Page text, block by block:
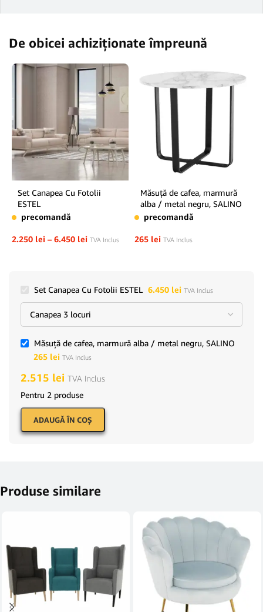
De obicei achiziționate împreună
Set Canapea Cu Fotolii
ESTEL
precomandă
2.250 lei – 6.450 lei TVA Inclus
Măsuţă de cafea, marmură
alba / metal negru, SALINO
precomandă
265 lei TVA Inclus
Set Canapea Cu Fotolii ESTEL 6.450 lei TVA Inclus
Măsuţă de cafea, marmură alba / metal negru, SALINO
265 lei TVA Inclus
2.515 lei TVA Inclus
Pentru 2 produse
ADAUGĂ ÎN COŞ
Produse similare